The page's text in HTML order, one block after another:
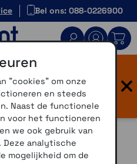
Bel ons: 088-0226900
website heeft
vertrouwde
een modern jasje.
is.
×
> SP Connect >SP Connect
Case Samsung
"cookies" om onze
en steeds
Naast de functionele
voor het functioneren
we ook gebruik van
analytische
mogelijkheid om de